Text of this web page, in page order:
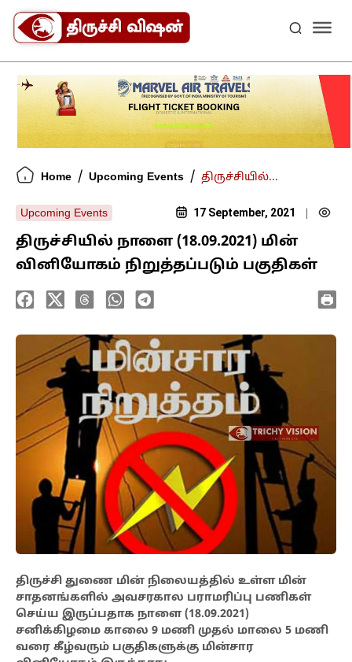
Home / Upcoming Events / திருச்சியில்...
Upcoming Events 17 September, 2021
திருச்சியில் நாளை (18.09.2021) மின்
வினியோகம் நிறுத்தப்படும் பகுதிகள்
திருச்சி துணை மின் நிலையத்தில் உள்ள மின்
சாதனங்களில் அவசரகால பராமரிப்பு பணிகள்
செய்ய இருப்பதாக நாளை (18.09.2021)
சனிக்கிழமை காலை 9 மணி முதல் மாலை 5 மணி
வரை கீழ்வரும் பகுதிகளுக்கு மின்சார